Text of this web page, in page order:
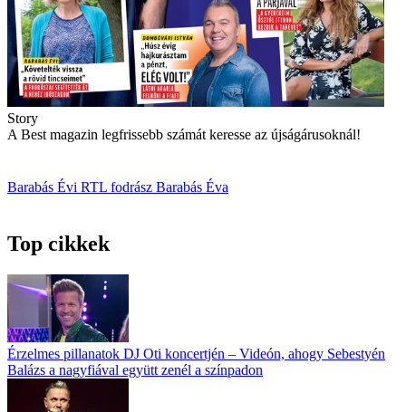
Story
A Best magazin legfrissebb számát keresse az újságárusoknál!
Barabás Évi RTL fodrász Barabás Éva
Top cikkek
Érzelmes pillanatok DJ Oti koncertjén – Videón, ahogy Sebestyén
Balázs a nagyfiával együtt zenél a színpadon